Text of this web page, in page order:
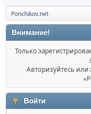
Ponchikov.net
Внимание!
Только
Авторизуйтесь или
Войти